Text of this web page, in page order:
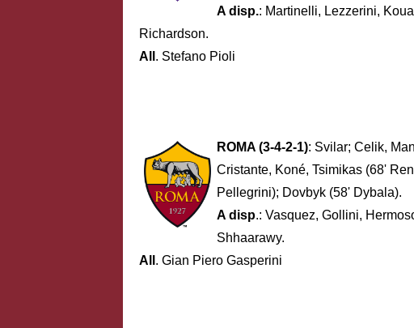
A disp.: Martinelli, Lezzerini,
Richardson.
All . Stefano Pioli
ROMA (3-4-2-1): Svilar; Celik,
Cristante, Koné, Tsimikas (68'
Pellegrini); Dovbyk (58' Dybala).
A disp.: Vasquez, Gollini,
Shhaarawy.
All . Gian Piero Gasperini